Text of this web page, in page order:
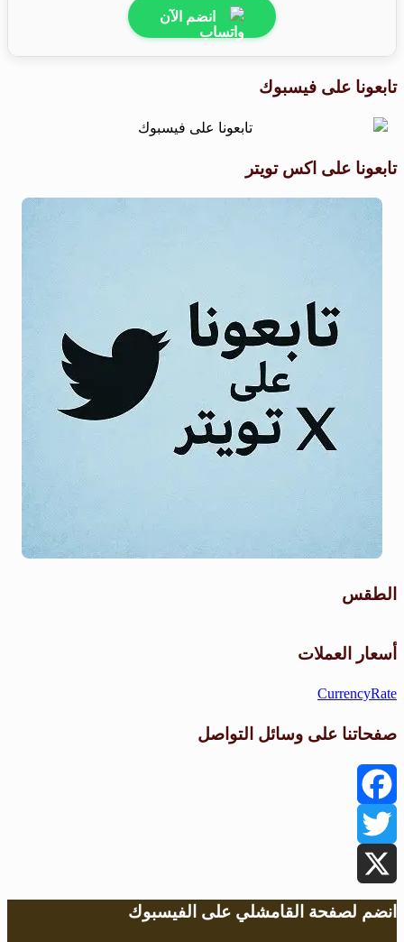
انضم الآن
تابعونا على فيسبوك
تابعونا على اكس تويتر
الطقس
أسعار العملات
CurrencyRate
صفحاتنا على وسائل التواصل
Facebook
Twitter
X
انضم لصفحة القامشلي على الفيسبوك